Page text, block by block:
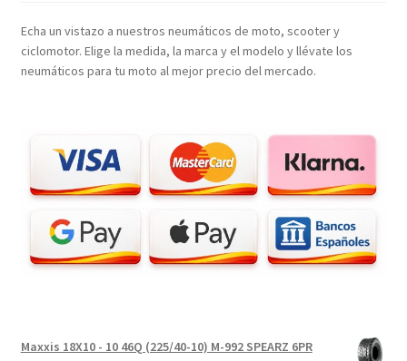
Echa un vistazo a nuestros neumáticos de moto, scooter y
ciclomotor. Elige la medida, la marca y el modelo y llévate los
neumáticos para tu moto al mejor precio del mercado.
Maxxis 18X10 - 10 46Q (225/40-10) M-992 SPEARZ 6PR